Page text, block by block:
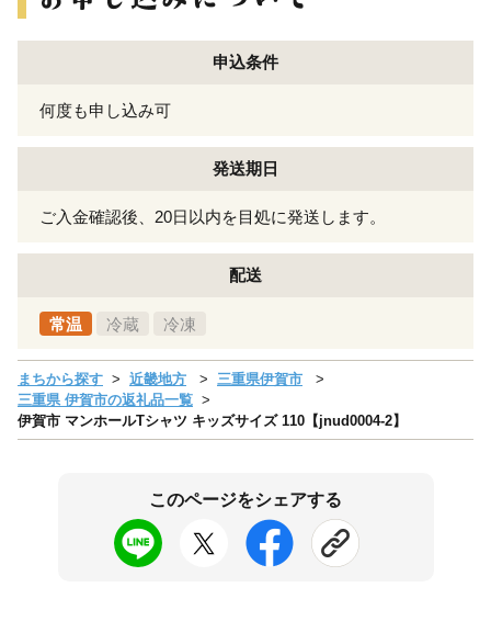
申込条件
何度も申し込み可
発送期日
ご入金確認後、20日以内を目処に発送します。
配送
常温 冷蔵 冷凍
まちから探す 近畿地方
三重県伊賀市
三重県 伊賀市の返礼品一覧
伊賀市 マンホールTシャツ キッズサイズ 110【jnud0004-2】
このページをシェアする